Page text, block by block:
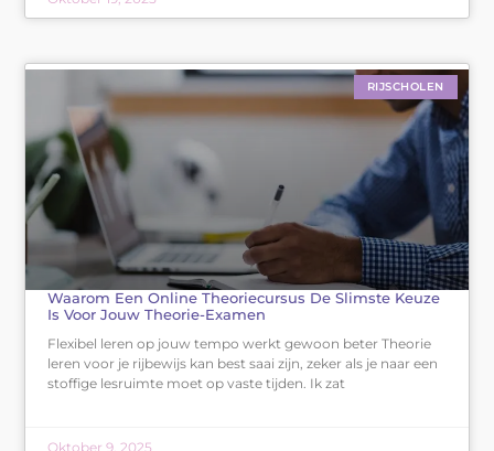
RIJSCHOLEN
Waarom Een Online Theoriecursus De Slimste Keuze
Is Voor Jouw Theorie-Examen
Flexibel leren op jouw tempo werkt gewoon beter Theorie
leren voor je rijbewijs kan best saai zijn, zeker als je naar een
stoffige lesruimte moet op vaste tijden. Ik zat
Oktober 9, 2025